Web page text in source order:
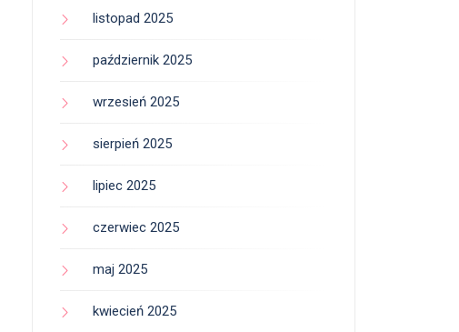
listopad 2025
październik 2025
wrzesień 2025
sierpień 2025
lipiec 2025
czerwiec 2025
maj 2025
kwiecień 2025